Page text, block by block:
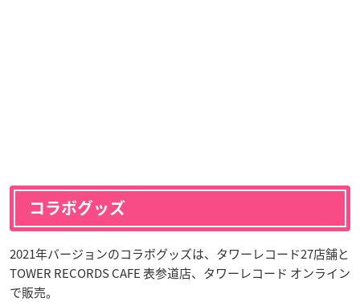
コラボグッズ
2021年バージョンのコラボグッズは、タワーレコード27店舗と
TOWER RECORDS CAFE 表参道店、タワーレコード オンライン
で販売。